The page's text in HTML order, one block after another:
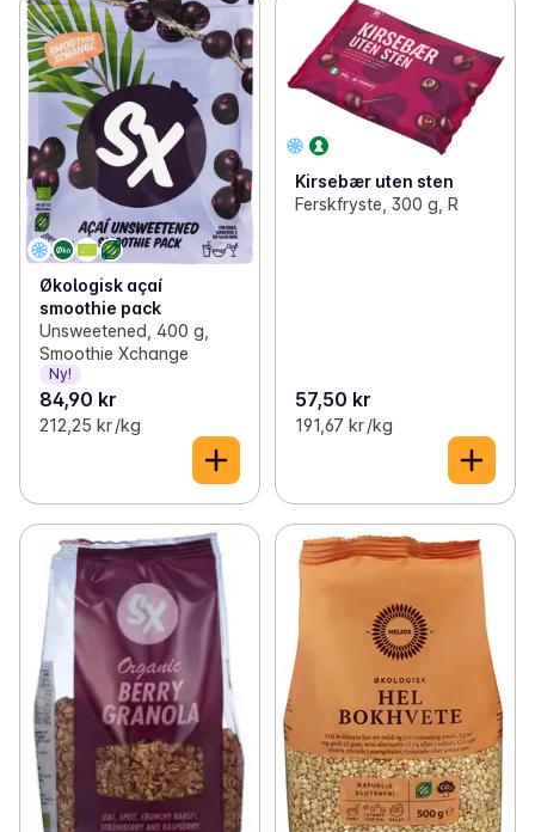
Økologisk açaí
smoothie pack
Unsweetened, 400 g,
Smoothie Xchange
Ny!
84,90 kr
212,25 kr /kg
Kirsebær uten sten
Ferskfryste, 300 g, R
57,50 kr
191,67 kr /kg